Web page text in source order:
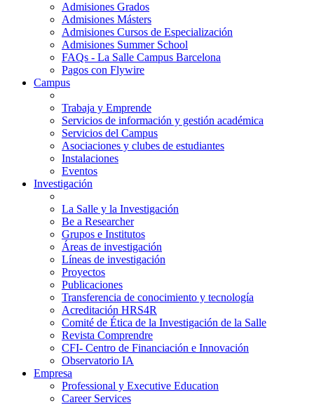
Admisiones Grados
Admisiones Másters
Admisiones Cursos de Especialización
Admisiones Summer School
FAQs - La Salle Campus Barcelona
Pagos con Flywire
Campus
Trabaja y Emprende
Servicios de información y gestión académica
Servicios del Campus
Asociaciones y clubes de estudiantes
Instalaciones
Eventos
Investigación
La Salle y la Investigación
Be a Researcher
Grupos e Institutos
Áreas de investigación
Líneas de investigación
Proyectos
Publicaciones
Transferencia de conocimiento y tecnología
Acreditación HRS4R
Comité de Ética de la Investigación de la Salle
Revista Comprendre
CFI- Centro de Financiación e Innovación
Observatorio IA
Empresa
Professional y Executive Education
Career Services